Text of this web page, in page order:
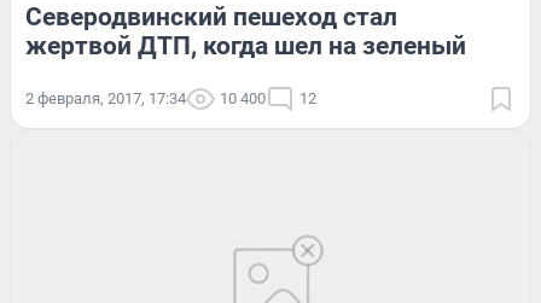
Северодвинский пешеход стал
жертвой ДТП, когда шел на зеленый
2 февраля, 2017, 17:34 10 400 12